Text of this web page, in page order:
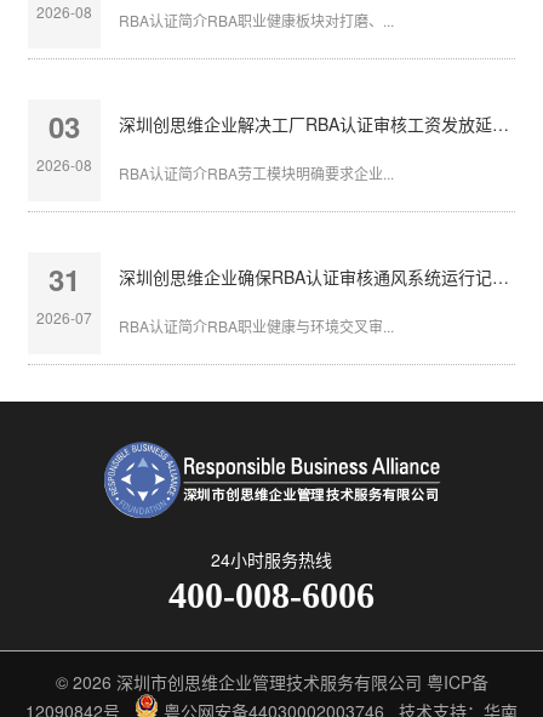
2026-08 RBA认证简介RBA职业健康板块对打磨、...
03
2026-08
深圳创思维企业解决工厂RBA认证审核工资发放延迟问题
RBA认证简介RBA劳工模块明确要求企业...
31
2026-07
深圳创思维企业确保RBA认证审核通风系统运行记录完整
RBA认证简介RBA职业健康与环境交叉审...
24小时服务热线
400-008-6006
© 2026 深圳市创思维企业管理技术服务有限公司 粤ICP备
12090842号
粤公网安备44030002003746 技术支持：华南